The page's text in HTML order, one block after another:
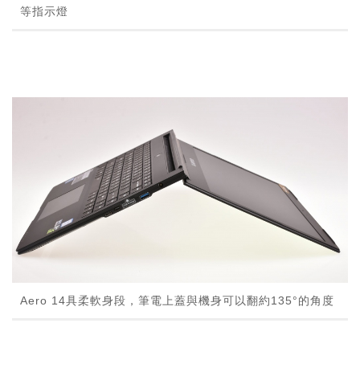
等指示燈
Aero 14具柔軟身段，筆電上蓋與機身可以翻約135°的角度